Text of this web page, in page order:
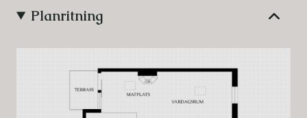
Här ryms ett generöst matbord för 6–10 personer,
öppna spisen höjer givetvis mysfaktorn under
meter till nock ger både rymd, karaktär och ett
fantastiskt ljusinsläpp ihop med takfönsterna. Det är
ett hem som verkligen andas rymd, och värt att
Planritning